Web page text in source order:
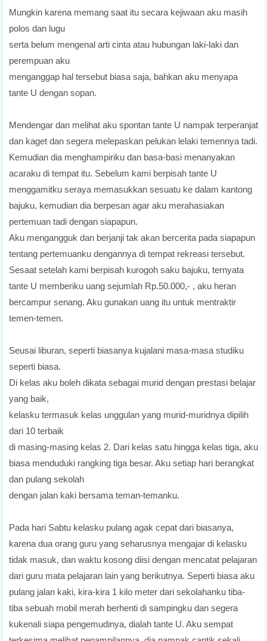
Mungkin karena memang saat itu secara kejiwaan aku masih
polos dan lugu
serta belum mengenal arti cinta atau hubungan laki-laki dan
perempuan aku
menganggap hal tersebut biasa saja, bahkan aku menyapa
tante U dengan sopan.
Mendengar dan melihat aku spontan tante U nampak terperanjat
dan kaget dan segera melepaskan pelukan lelaki temennya tadi.
Kemudian dia menghampiriku dan basa-basi menanyakan
acaraku di tempat itu. Sebelum kami berpisah tante U
menggamitku seraya memasukkan sesuatu ke dalam kantong
bajuku, kemudian dia berpesan agar aku merahasiakan
pertemuan tadi dengan siapapun.
Aku mengangguk dan berjanji tak akan bercerita pada siapapun
tentang pertemuanku dengannya di tempat rekreasi tersebut.
Sesaat setelah kami berpisah kurogoh saku bajuku, ternyata
tante U memberiku uang sejumlah Rp.50.000,- , aku heran
bercampur senang. Aku gunakan uang itu untuk mentraktir
temen-temen.
Seusai liburan, seperti biasanya kujalani masa-masa studiku
seperti biasa.
Di kelas aku boleh dikata sebagai murid dengan prestasi belajar
yang baik,
kelasku termasuk kelas unggulan yang murid-muridnya dipilih
dari 10 terbaik
di masing-masing kelas 2. Dari kelas satu hingga kelas tiga, aku
biasa menduduki rangking tiga besar. Aku setiap hari berangkat
dan pulang sekolah
dengan jalan kaki bersama teman-temanku.
Pada hari Sabtu kelasku pulang agak cepat dari biasanya,
karena dua orang guru yang seharusnya mengajar di kelasku
tidak masuk, dan waktu kosong diisi dengan mencatat pelajaran
dari guru mata pelajaran lain yang berikutnya. Seperti biasa aku
pulang jalan kaki, kira-kira 1 kilo meter dari sekolahanku tiba-
tiba sebuah mobil merah berhenti di sampingku dan segera
kukenali siapa pengemudinya, dialah tante U. Aku sempat